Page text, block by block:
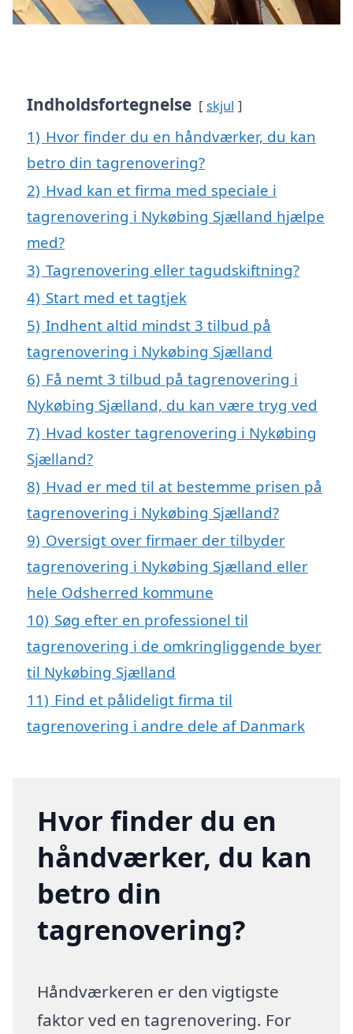
Indholdsfortegnelse skjul
1) Hvor finder du en håndværker, du kan
betro din tagrenovering?
2) Hvad kan et firma med speciale i
tagrenovering i Nykøbing Sjælland hjælpe
med?
3) Tagrenovering eller tagudskiftning?
4) Start med et tagtjek
5) Indhent altid mindst 3 tilbud på
tagrenovering i Nykøbing Sjælland
6) Få nemt 3 tilbud på tagrenovering i
Nykøbing Sjælland, du kan være tryg ved
7) Hvad koster tagrenovering i Nykøbing
Sjælland?
8) Hvad er med til at bestemme prisen på
tagrenovering i Nykøbing Sjælland?
9) Oversigt over firmaer der tilbyder
tagrenovering i Nykøbing Sjælland eller
hele Odsherred kommune
10) Søg efter en professionel til
tagrenovering i de omkringliggende byer
til Nykøbing Sjælland
11) Find et pålideligt firma til
tagrenovering i andre dele af Danmark
Hvor finder du en
håndværker, du kan
betro din
tagrenovering?
Håndværkeren er den vigtigste
faktor ved en tagrenovering. For